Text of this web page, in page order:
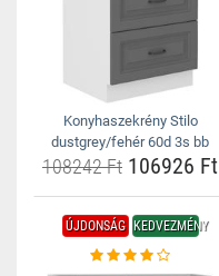
Konyhaszekrény Stilo
dustgrey/fehér 60d 3s bb
108242 Ft 106926 Ft
ÚJDONSÁG KEDVEZMÉNY